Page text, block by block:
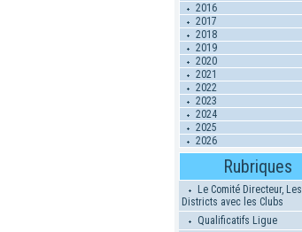
2016
2017
2018
2019
2020
2021
2022
2023
2024
2025
2026
Rubriques
Le Comité Directeur, Les
Districts avec les Clubs
Qualificatifs Ligue